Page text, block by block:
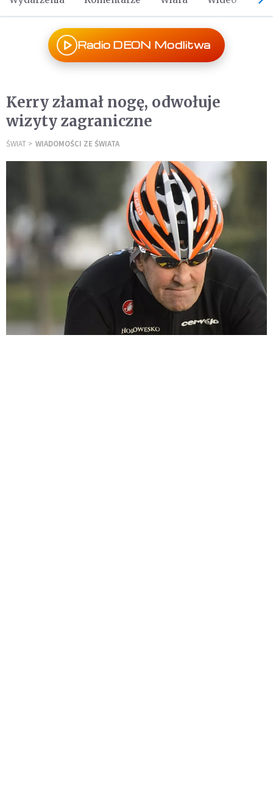
Radio DEON Modlitwa
Kerry złamał nogę, odwołuje
wizyty zagraniczne
ŚWIAT WIADOMOŚCI ZE ŚWIATA